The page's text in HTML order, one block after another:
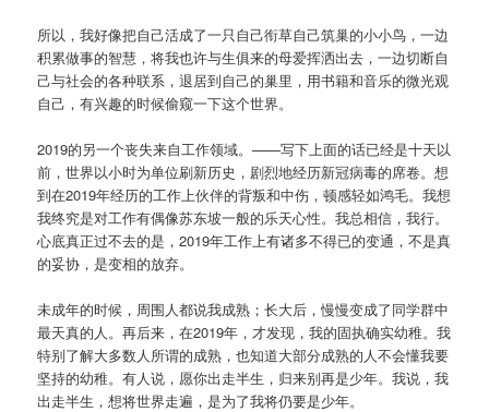
所以，我好像把自己活成了一只自己衔草自己筑巢的小小鸟，一边
积累做事的智慧，将我也许与生俱来的母爱挥洒出去，一边切断自
己与社会的各种联系，退居到自己的巢里，用书籍和音乐的微光观
自己，有兴趣的时候偷窥一下这个世界。
2019的另一个丧失来自工作领域。——写下上面的话已经是十天以
前，世界以小时为单位刷新历史，剧烈地经历新冠病毒的席卷。想
到在2019年经历的工作上伙伴的背叛和中伤，顿感轻如鸿毛。我想
我终究是对工作有偶像苏东坡一般的乐天心性。我总相信，我行。
心底真正过不去的是，2019年工作上有诸多不得已的变通，不是真
的妥协，是变相的放弃。
未成年的时候，周围人都说我成熟；长大后，慢慢变成了同学群中
最天真的人。再后来，在2019年，才发现，我的固执确实幼稚。我
特别了解大多数人所谓的成熟，也知道大部分成熟的人不会懂我要
坚持的幼稚。有人说，愿你出走半生，归来别再是少年。我说，我
出走半生，想将世界走遍，是为了我将仍要是少年。